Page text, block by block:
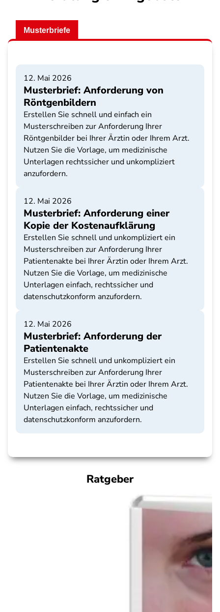
Musterbriefe
12. Mai 2026
Musterbrief: Anforderung von
Röntgenbildern
Erstellen Sie schnell und einfach ein
Musterschreiben zur Anforderung Ihrer
Röntgenbilder bei Ihrer Ärztin oder Ihrem Arzt.
Nutzen Sie die Vorlage, um medizinische
Unterlagen rechtssicher und unkompliziert
anzufordern.
12. Mai 2026
Musterbrief: Anforderung einer
Kopie der Kostenaufklärung
Erstellen Sie schnell und unkompliziert ein
Musterschreiben zur Anforderung Ihrer
Patientenakte bei Ihrer Ärztin oder Ihrem Arzt.
Nutzen Sie die Vorlage, um medizinische
Unterlagen einfach, rechtssicher und
datenschutzkonform anzufordern.
12. Mai 2026
Musterbrief: Anforderung der
Patientenakte
Erstellen Sie schnell und unkompliziert ein
Musterschreiben zur Anforderung Ihrer
Patientenakte bei Ihrer Ärztin oder Ihrem Arzt.
Nutzen Sie die Vorlage, um medizinische
Unterlagen einfach, rechtssicher und
datenschutzkonform anzufordern.
Ratgeber